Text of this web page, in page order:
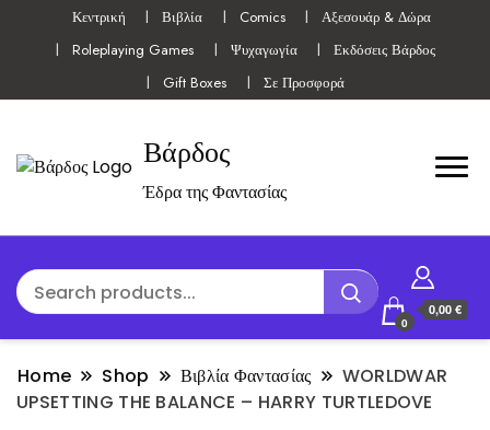
Κεντρική Βιβλία Comics
Αξεσουάρ & Δώρα
Roleplaying Games
Ψυχαγωγία
Εκδόσεις Βάρδος
Gift Boxes
Σε Προσφορά
Βάρδος
Έδρα της Φαντασίας
0
0,00 €
Home Shop Βιβλία Φαντασίας
WORLDWAR
UPSETTING THE BALANCE – HARRY TURTLEDOVE